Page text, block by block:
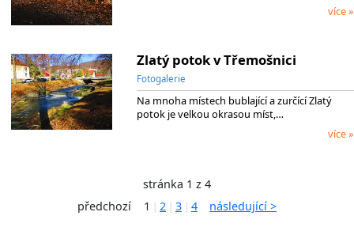
více »
Zlatý potok v Třemošnici
Fotogalerie
Na mnoha místech bublající a zurčící Zlatý
potok je velkou okrasou míst,…
více »
stránka 1 z 4
předchozí
1 2 3 4 následující >